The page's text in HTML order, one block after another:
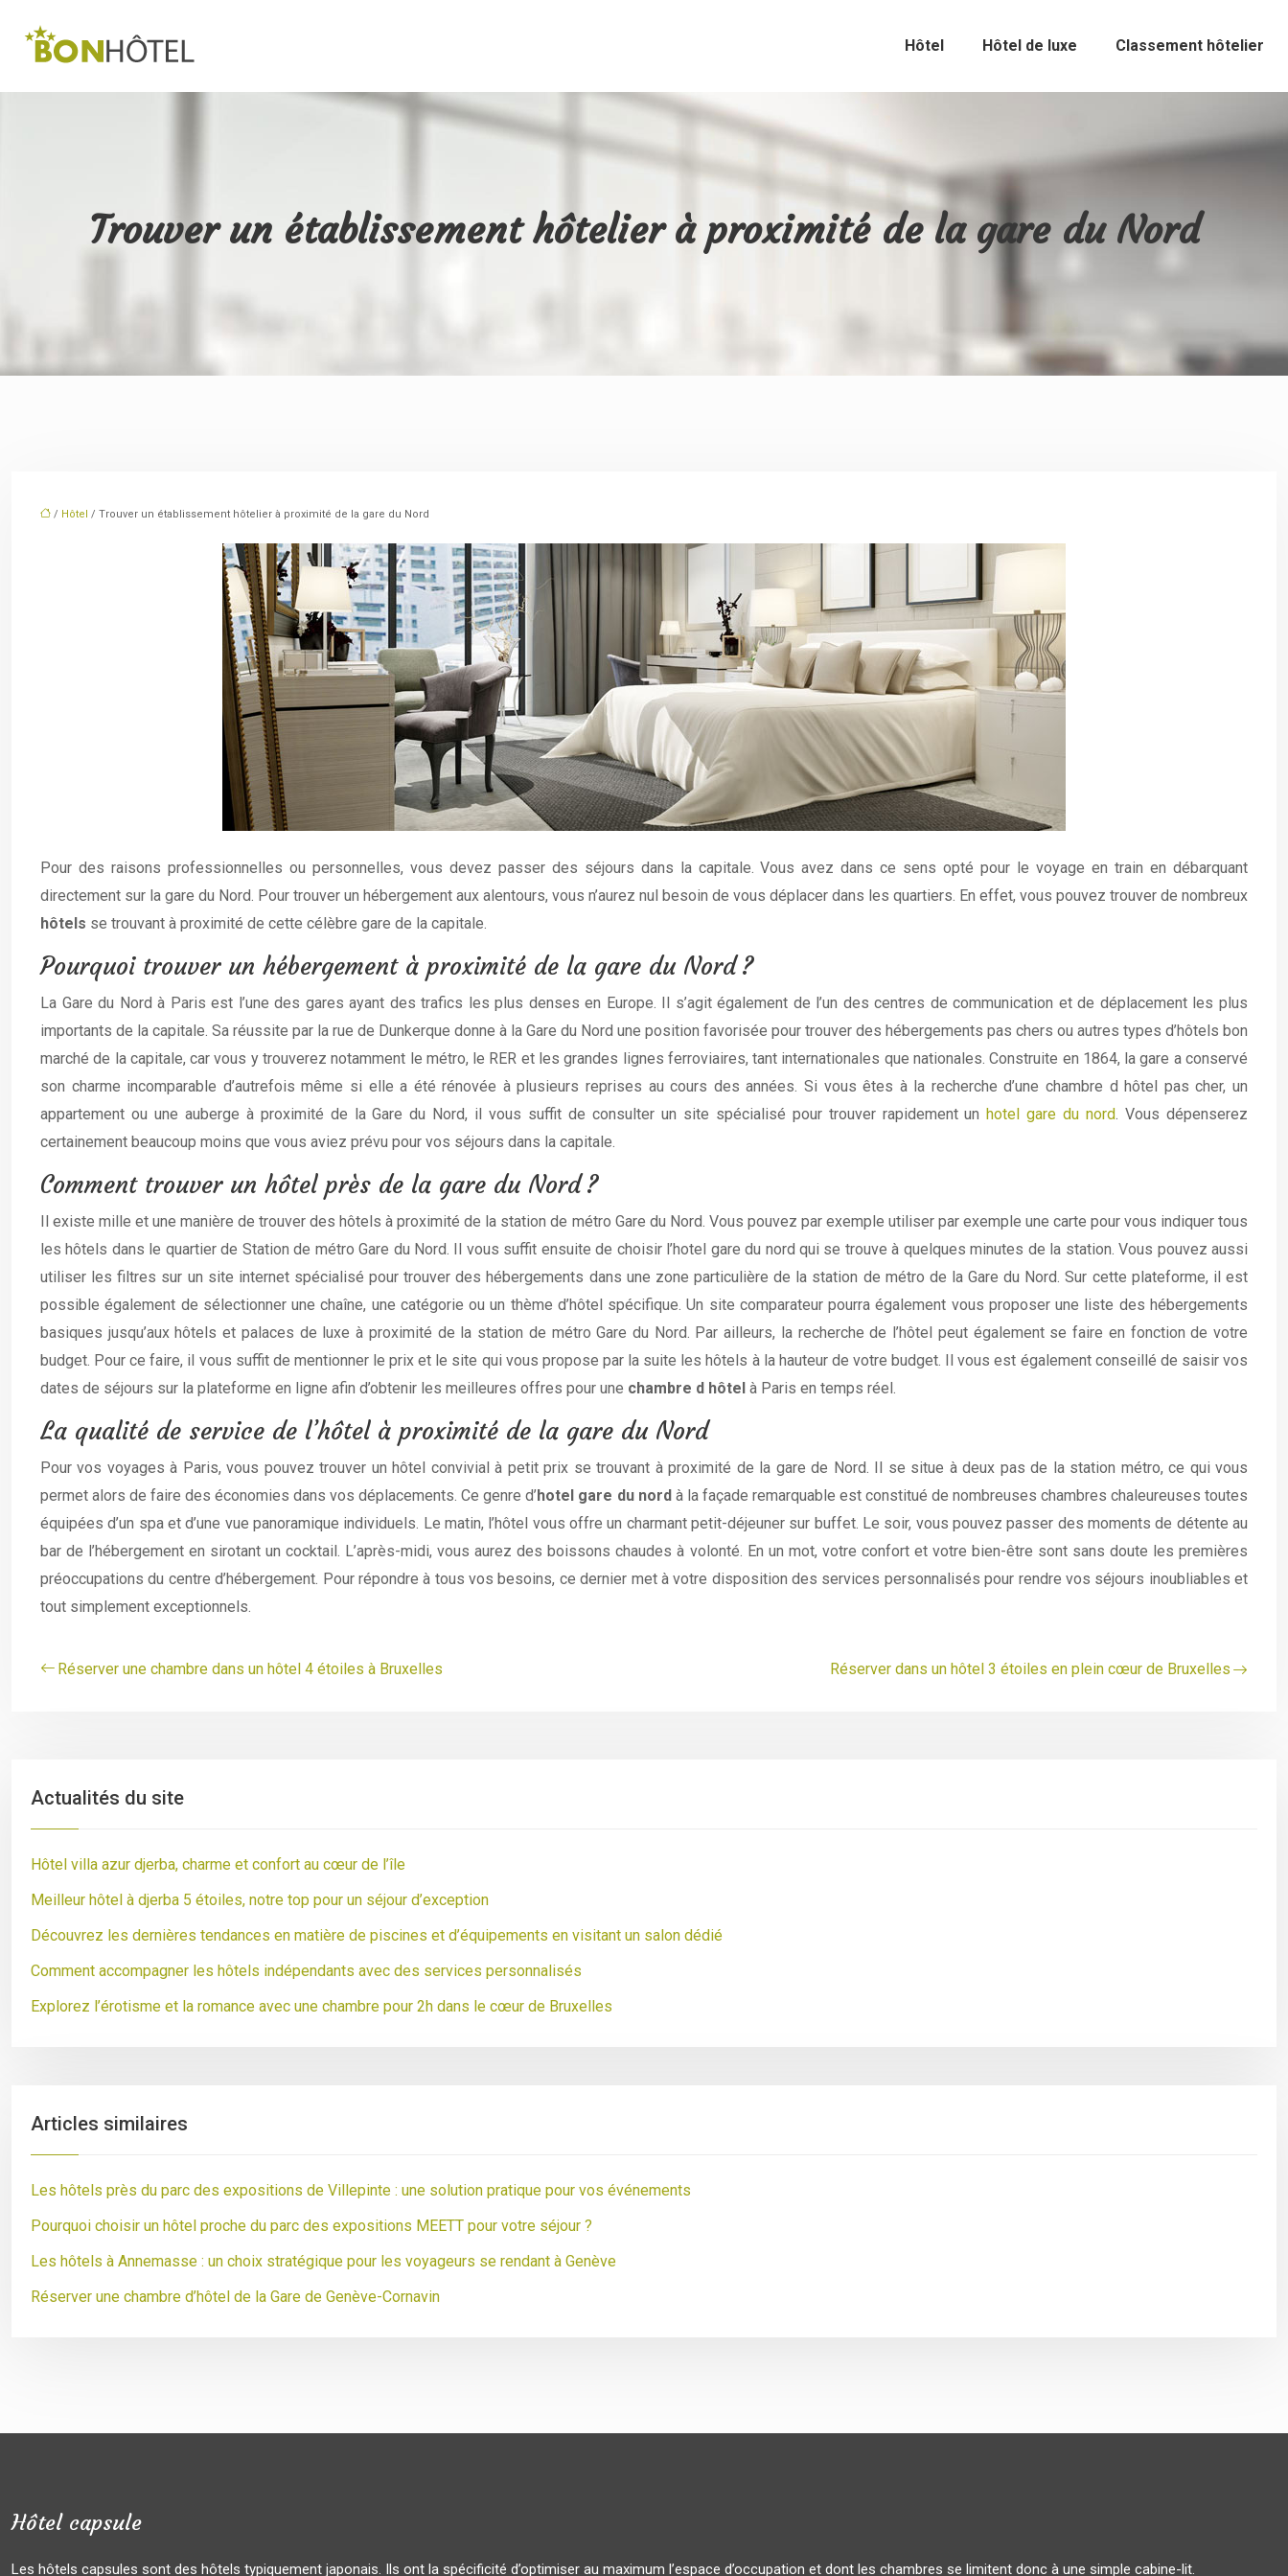
Hôtel Hôtel de luxe Classement hôtelier
Trouver un établissement hôtelier à proximité de la gare du Nord
/ Hôtel / Trouver un établissement hôtelier à proximité de la gare du Nord
Pour des raisons professionnelles ou personnelles, vous devez passer des séjours dans la capitale. Vous avez dans ce sens opté pour le voyage en train en débarquant
directement sur la gare du Nord. Pour trouver un hébergement aux alentours, vous n’aurez nul besoin de vous déplacer dans les quartiers. En effet, vous pouvez trouver de nombreux
hôtels se trouvant à proximité de cette célèbre gare de la capitale.
Pourquoi trouver un hébergement à proximité de la gare du Nord ?
La Gare du Nord à Paris est l’une des gares ayant des trafics les plus denses en Europe. Il s’agit également de l’un des centres de communication et de déplacement les plus
importants de la capitale. Sa réussite par la rue de Dunkerque donne à la Gare du Nord une position favorisée pour trouver des hébergements pas chers ou autres types d’hôtels bon
marché de la capitale, car vous y trouverez notamment le métro, le RER et les grandes lignes ferroviaires, tant internationales que nationales. Construite en 1864, la gare a conservé
son charme incomparable d’autrefois même si elle a été rénovée à plusieurs reprises au cours des années. Si vous êtes à la recherche d’une chambre d hôtel pas cher, un
appartement ou une auberge à proximité de la Gare du Nord, il vous suffit de consulter un site spécialisé pour trouver rapidement unhotel gare du nord. Vous dépenserez
certainement beaucoup moins que vous aviez prévu pour vos séjours dans la capitale.
Comment trouver un hôtel près de la gare du Nord ?
Il existe mille et une manière de trouver des hôtels à proximité de la station de métro Gare du Nord. Vous pouvez par exemple utiliser par exemple une carte pour vous indiquer tous
les hôtels dans le quartier de Station de métro Gare du Nord. Il vous suffit ensuite de choisir l’hotel gare du nord qui se trouve à quelques minutes de la station. Vous pouvez aussi
utiliser les filtres sur un site internet spécialisé pour trouver des hébergements dans une zone particulière de la station de métro de la Gare du Nord. Sur cette plateforme, il est
possible également de sélectionner une chaîne, une catégorie ou un thème d’hôtel spécifique. Un site comparateur pourra également vous proposer une liste des hébergements
basiques jusqu’aux hôtels et palaces de luxe à proximité de la station de métro Gare du Nord. Par ailleurs, la recherche de l’hôtel peut également se faire en fonction de votre
budget. Pour ce faire, il vous suffit de mentionner le prix et le site qui vous propose par la suite les hôtels à la hauteur de votre budget. Il vous est également conseillé de saisir vos
dates de séjours sur la plateforme en ligne afin d’obtenir les meilleures offres pour une chambre d hôtel à Paris en temps réel.
La qualité de service de l’hôtel à proximité de la gare du Nord
Pour vos voyages à Paris, vous pouvez trouver un hôtel convivial à petit prix se trouvant à proximité de la gare de Nord. Il se situe à deux pas de la station métro, ce qui vous
permet alors de faire des économies dans vos déplacements. Ce genre d’hotel gare du nordà la façade remarquable est constitué de nombreuses chambres chaleureuses toutes
équipées d’un spa et d’une vue panoramique individuels. Le matin, l’hôtel vous offre un charmant petit-déjeuner sur buffet. Le soir, vous pouvez passer des moments de détente au
bar de l’hébergement en sirotant un cocktail. L’après-midi, vous aurez des boissons chaudes à volonté. En un mot, votre confort et votre bien-être sont sans doute les premières
préoccupations du centre d’hébergement. Pour répondre à tous vos besoins, ce dernier met à votre disposition des services personnalisés pour rendre vos séjours inoubliables et
tout simplement exceptionnels.
Réserver une chambre dans un hôtel 4 étoiles à Bruxelles Réserver dans un hôtel 3 étoiles en plein cœur de Bruxelles
Actualités du site
Hôtel villa azur djerba, charme et confort au cœur de l’île
Meilleur hôtel à djerba 5 étoiles, notre top pour un séjour d’exception
Découvrez les dernières tendances en matière de piscines et d’équipements en visitant un salon dédié
Comment accompagner les hôtels indépendants avec des services personnalisés
Explorez l’érotisme et la romance avec une chambre pour 2h dans le cœur de Bruxelles
Articles similaires
Les hôtels près du parc des expositions de Villepinte : une solution pratique pour vos événements
Pourquoi choisir un hôtel proche du parc des expositions MEETT pour votre séjour ?
Les hôtels à Annemasse : un choix stratégique pour les voyageurs se rendant à Genève
Réserver une chambre d’hôtel de la Gare de Genève-Cornavin
Hôtel capsule
Les hôtels capsules sont des hôtels typiquement japonais. Ils ont la spécificité d’optimiser au maximum l’espace d’occupation et dont les chambres se limitent donc à une simple cabine-lit.